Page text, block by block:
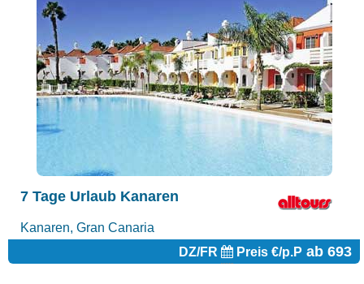
7 Tage Urlaub Kanaren
Kanaren, Gran Canaria
DZ/FR
Preis €/p.P ab 693